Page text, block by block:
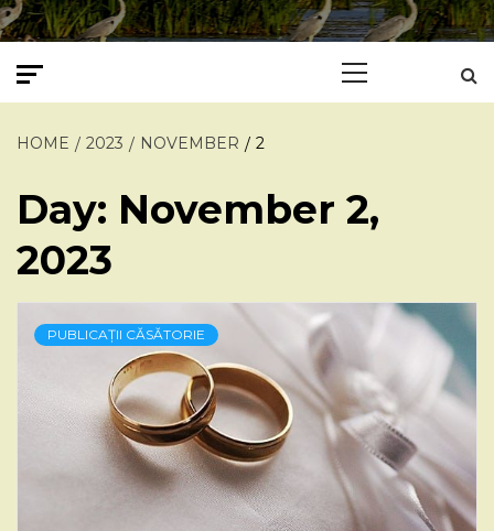
HOME 2023 NOVEMBER 2
Day: November 2,
2023
PUBLICAȚII CĂSĂTORIE